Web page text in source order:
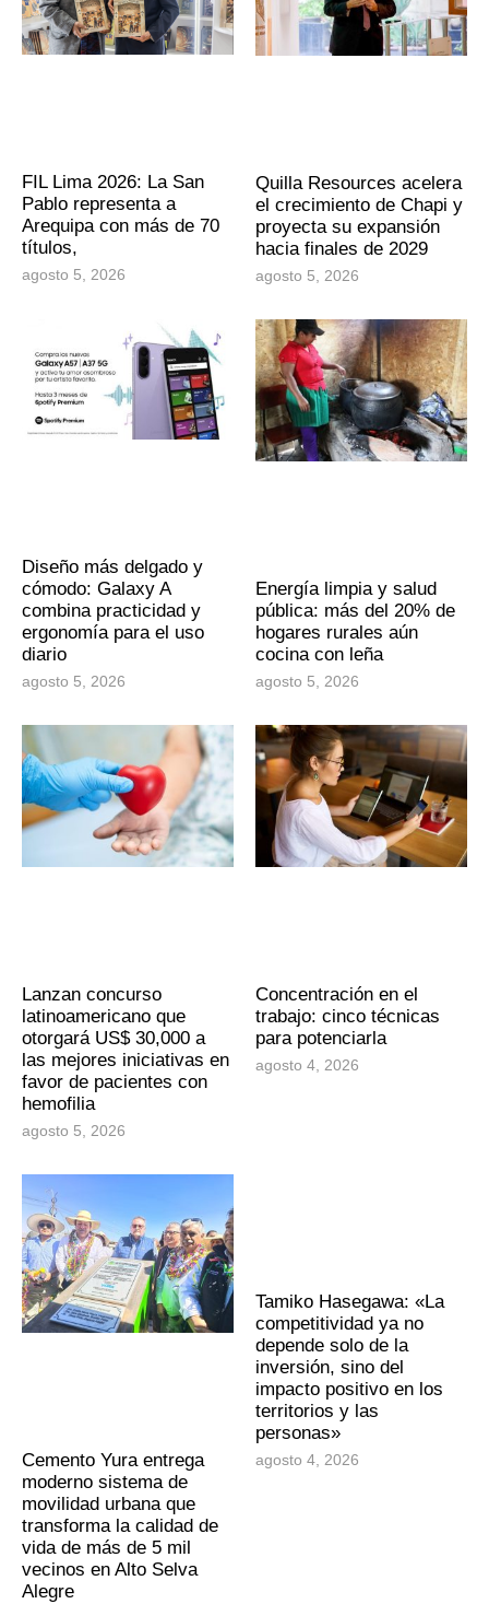
FIL Lima 2026: La San
Pablo representa a
Arequipa con más de 70
títulos,
agosto 5, 2026
Quilla Resources acelera
el crecimiento de Chapi y
proyecta su expansión
hacia finales de 2029
agosto 5, 2026
Diseño más delgado y
cómodo: Galaxy A
combina practicidad y
ergonomía para el uso
diario
agosto 5, 2026
Energía limpia y salud
pública: más del 20% de
hogares rurales aún
cocina con leña
agosto 5, 2026
Lanzan concurso
latinoamericano que
otorgará US$ 30,000 a
las mejores iniciativas en
favor de pacientes con
hemofilia
agosto 5, 2026
Concentración en el
trabajo: cinco técnicas
para potenciarla
agosto 4, 2026
Cemento Yura entrega
moderno sistema de
movilidad urbana que
transforma la calidad de
vida de más de 5 mil
vecinos en Alto Selva
Alegre
Tamiko Hasegawa: «La
competitividad ya no
depende solo de la
inversión, sino del
impacto positivo en los
territorios y las
personas»
agosto 4, 2026